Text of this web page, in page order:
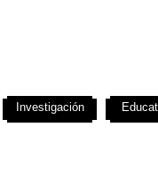
Investigación